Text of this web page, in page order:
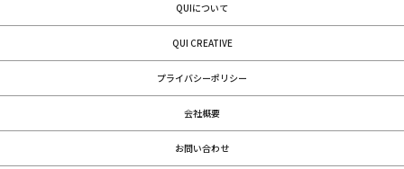
QUIについて
QUI CREATIVE
プライバシーポリシー
会社概要
お問い合わせ